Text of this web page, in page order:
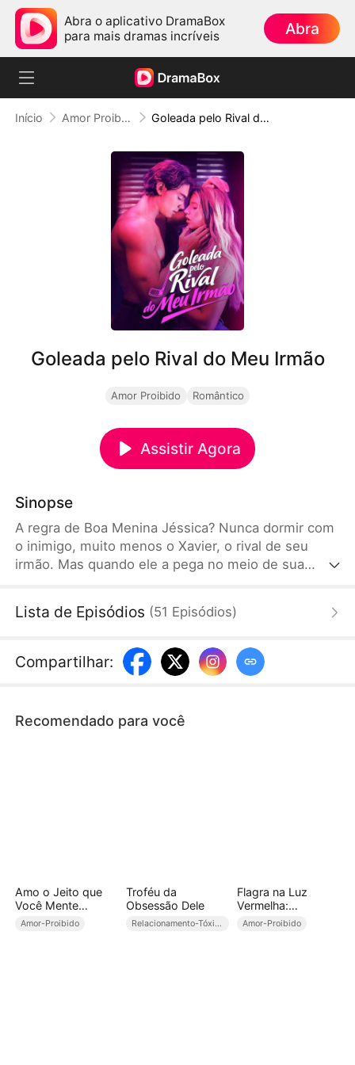
Abra o aplicativo DramaBox
para mais dramas incríveis
Abra
Início Amor Proibido Goleada pelo Rival do Meu Irmão
Goleada pelo Rival do Meu Irmão
Amor Proibido Romântico
Assistir Agora
Sinopse
A regra de Boa Menina Jéssica? Nunca dormir com
o inimigo, muito menos o Xavier, o rival de seu
irmão. Mas quando ele a pega no meio de sua
mergulham em um jogo perigoso de fingir que não
descobrir a verdade.
Lista de Episódios (51 Episódios)
Compartilhar:
Recomendado para você
Amo o Jeito que
Você Mente
(Dublado)
Amor-Proibido
Troféu da
Obsessão Dele
Relacionamento-Tóxico
Flagra na Luz
Vermelha:
Envolvimento
Amor-Proibido